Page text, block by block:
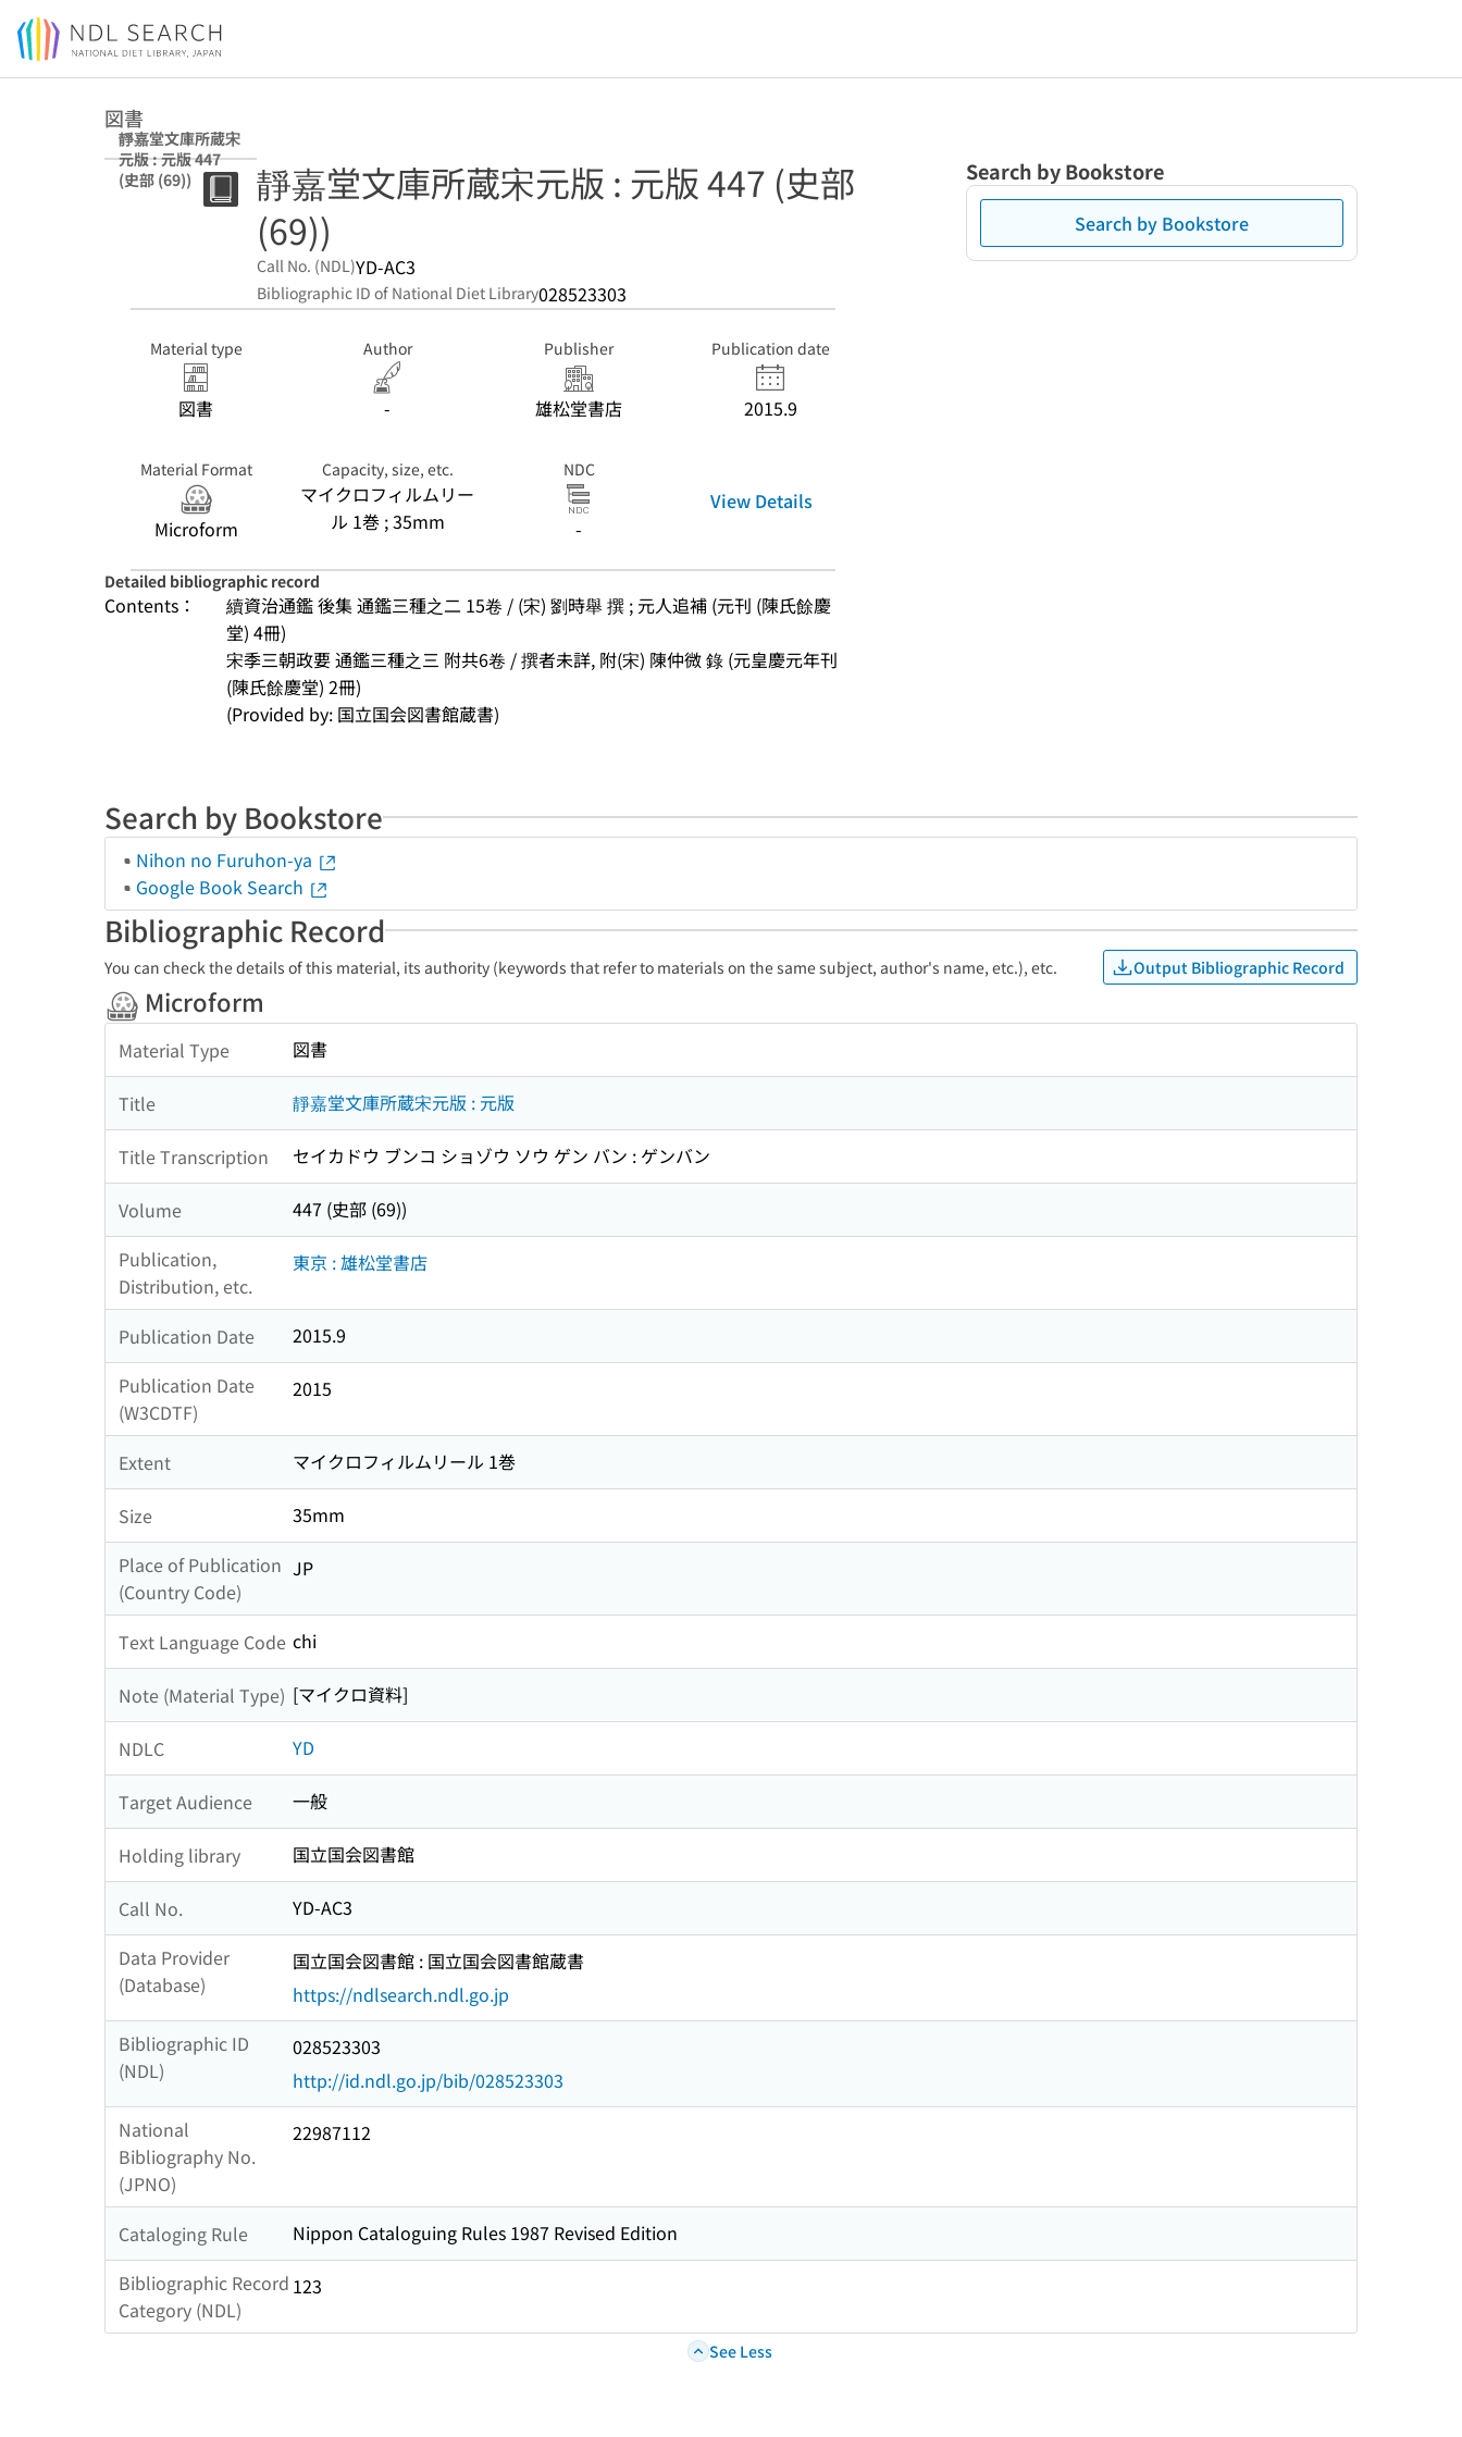
Jump to main content
図書
靜嘉堂文庫所蔵宋
元版 : 元版 447
(史部 (69))
靜嘉堂文庫所蔵宋元版 : 元版 447 (史部
(69))
Call No. (NDL)YD-AC3
Bibliographic ID of National Diet Library028523303
Material type
図書
Author
-
Publisher
雄松堂書店
Publication date
2015.9
Material Format
Microform
Capacity, size, etc.
マイクロフィルムリー
ル 1巻 ; 35mm
NDC
-
View Details
Detailed bibliographic record
Contents：
續資治通鑑 後集 通鑑三種之二 15卷 / (宋) 劉時舉 撰 ; 元人追補 (元刊 (陳氏餘慶
堂) 4冊)
宋季三朝政要 通鑑三種之三 附共6卷 / 撰者未詳, 附(宋) 陳仲微 錄 (元皇慶元年刊
(陳氏餘慶堂) 2冊)
(Provided by: 国立国会図書館蔵書)
Search by Bookstore
Search by Bookstore
Search by Bookstore
Nihon no Furuhon-ya
Google Book Search
Bibliographic Record
You can check the details of this material, its authority (keywords that refer to materials on the same subject, author's name, etc.), etc. Output Bibliographic Record
Microform
Material Type 図書
Title 靜嘉堂文庫所蔵宋元版 : 元版
Title Transcription セイカドウ ブンコ ショゾウ ソウ ゲン バン : ゲンバン
Volume
447 (史部 (69))
Publication,
Distribution, etc.
東京 : 雄松堂書店
Publication Date
2015.9
Publication Date
(W3CDTF)
2015
Extent マイクロフィルムリール 1巻
Size
35mm
Place of Publication
(Country Code)
JP
Text Language Code chi
Note (Material Type) [マイクロ資料]
NDLC YD
Target Audience 一般
Holding library 国立国会図書館
Call No.
YD-AC3
Data Provider
(Database)
国立国会図書館 : 国立国会図書館蔵書
https://ndlsearch.ndl.go.jp
Bibliographic ID
(NDL)
028523303
http://id.ndl.go.jp/bib/028523303
National
Bibliography No.
(JPNO)
22987112
Cataloging Rule
Nippon Cataloguing Rules 1987 Revised Edition
Bibliographic Record
Category (NDL)
123
See Less